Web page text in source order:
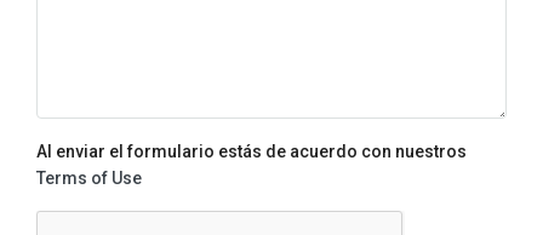
Al enviar el formulario estás de acuerdo con nuestros
Terms of Use